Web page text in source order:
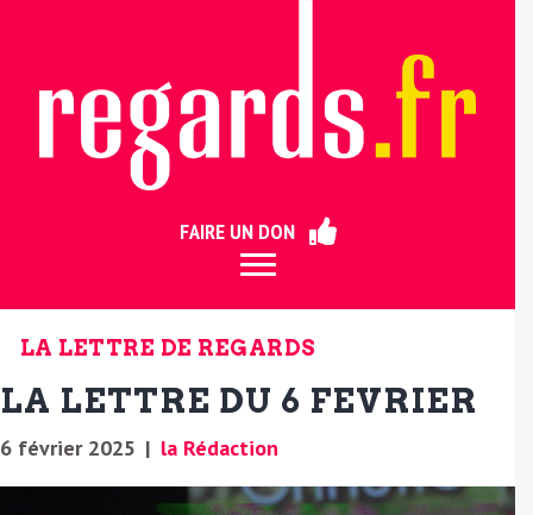
FAIRE UN DON
LA LETTRE DE REGARDS
LA LETTRE DU 6 FEVRIER
6 février 2025 | la Rédaction